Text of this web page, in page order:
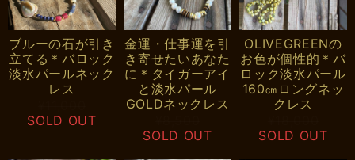
ブルーの石が引き
立てる＊バロック
淡水パールネック
レス
SOLD OUT
金運・仕事運を引
き寄せたいあなた
に＊タイガーアイ
と淡水パール
GOLDネックレス
SOLD OUT
OLIVEGREENの
お色が個性的＊バ
ロック淡水パール
160㎝ロングネッ
クレス
SOLD OUT